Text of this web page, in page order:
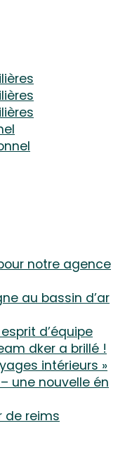
d’équipe
dker a brillé !
intérieurs »
de reims